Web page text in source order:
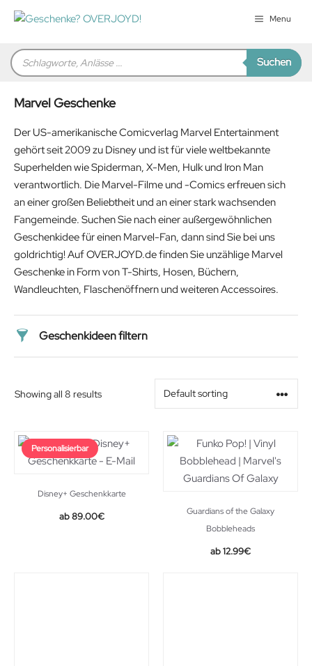
Zum
Inhalt
Menu
Products
search Suchen
Marvel Geschenke
Der US-amerikanische Comicverlag Marvel Entertainment
gehört seit 2009 zu Disney und ist für viele weltbekannte
Superhelden wie Spiderman, X-Men, Hulk und Iron Man
verantwortlich. Die Marvel-Filme und -Comics erfreuen sich
an einer großen Beliebtheit und an einer stark wachsenden
Fangemeinde. Suchen Sie nach einer außergewöhnlichen
Geschenkidee für einen Marvel-Fan, dann sind Sie bei uns
goldrichtig! Auf OVERJOYD.de finden Sie unzählige Marvel
Geschenke in Form von T-Shirts, Hosen, Büchern,
Wandleuchten, Flaschenöffnern und weiteren Accessoires.
Geschenkideen filtern
Geschlecht
Beziehung
Showing all 8 results
Personalisierbar
Disney+ Geschenkkarte
89.00€
Guardians of the Galaxy
Bobbleheads
Original
12.99€Current